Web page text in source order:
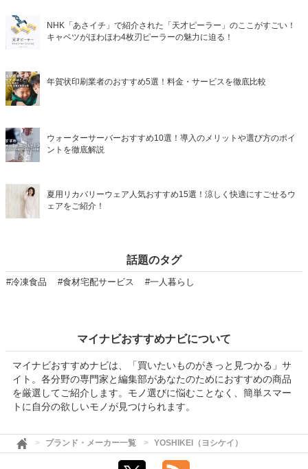
NHK「あさイチ」で紹介された「天才ピーラー」のここがすごい！
キャベツがほわほわ4枚刃ピーラーの魅力に迫る！
年賀状印刷業者のおすすめ5選！料金・サービスを徹底比較
ウォーターサーバーおすすめ10選！導入のメリットや選び方のポイ
ントを徹底解説
夏用リカバリーウェア人気おすすめ15選！涼しく快適にすごせるウ
ェアをご紹介！
話題のタグ
#冷凍食品 #食材宅配サービス #一人暮らし
マイナビおすすめナビについて
マイナビおすすめナビは、「買いたいものがきっと見つかる」サ
イト。各分野の専門家と編集部があなたのためにおすすめの商品
を厳選してご紹介します。モノ選びに悩むことなく、簡単スマー
トに自分の欲しいモノが見つけられます。
ブランド・メーカー一覧 YOSHIKEI（ヨシケイ）